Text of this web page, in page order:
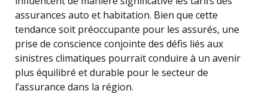
assurances auto et habitation. Bien que cette
tendance soit préoccupante pour les assurés, une
prise de conscience conjointe des défis liés aux
sinistres climatiques pourrait conduire à un avenir
plus équilibré et durable pour le secteur de
l’assurance dans la région.